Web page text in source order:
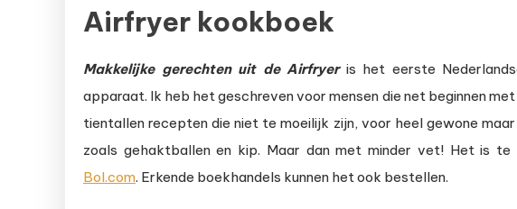
Airfryer kookboek
Makkelijkegerechten uit de Airfryeris het eerste
apparaat. Ik heb het geschreven voor mensen die net beginnen
tientallen recepten die niet te moeilijk zijn, voor heel gewone
zoals gehaktballen en kip. Maar dan met minder vet! Het is te
Bol.com. Erkende boekhandels kunnen het ook bestellen.